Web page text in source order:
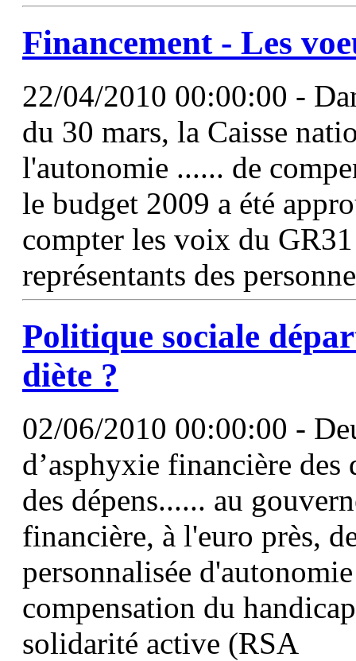
Financement - Les
22/04/2010 00:00:00 -
du 30 mars, la Caisse
l'autonomie ...... de
le budget 2009 a été
compter les voix du
représentants des
Politique sociale
diète ?
02/06/2010 00:00:00 -
d’asphyxie financière des
des dépens...... au
financière, à l'euro près,
personnalisée
compensation du
solidarité active (RSA